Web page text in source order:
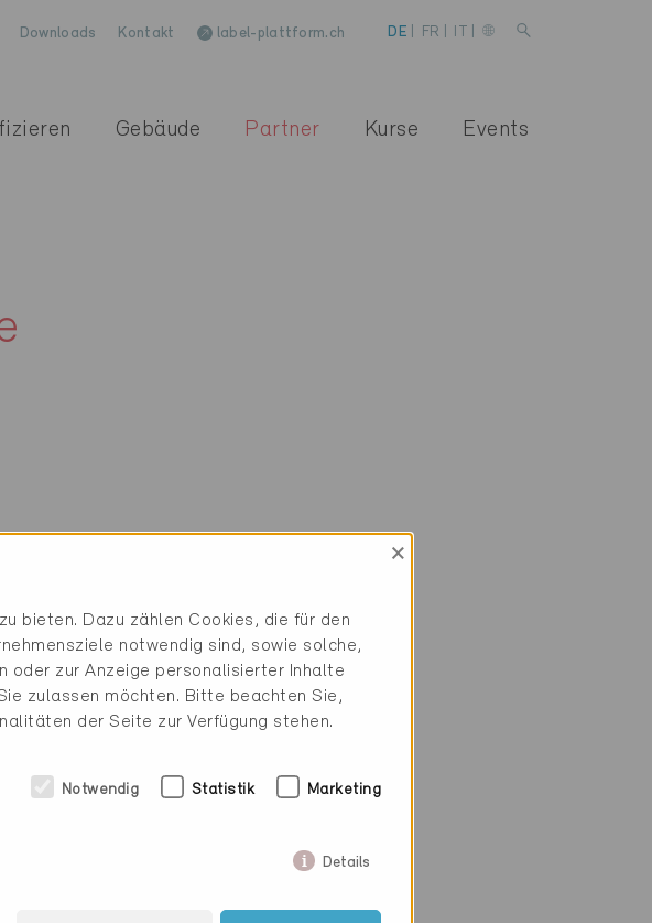
Downloads Kontakt label-plattform.ch DE FR
Gebäude Partner Kurse Events
×
bieten. Dazu zählen Cookies, die für den
notwendig sind, sowie solche,
oder zur Anzeige personalisierter Inhalte
zulassen möchten. Bitte beachten Sie,
der Seite zur Verfügung stehen.
Notwendig Statistik Marketing
Details